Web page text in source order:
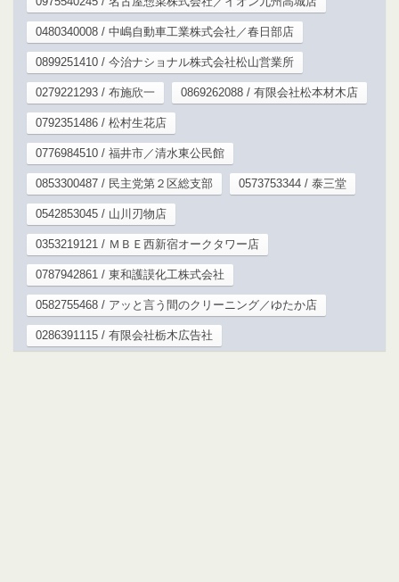
0480340008 / 中嶋自動車工業株式会社／春日部店
0899251410 / 今治ナショナル株式会社松山営業所
0279221293 / 布施欣一 0869262088 / 有限会社松本材木店
0792351486 / 松村生花店
0776984510 / 福井市／清水東公民館
0853300487 / 民主党第２区総支部 0573753344 / 泰三堂
0542853045 / 山川刃物店
0353219121 / ＭＢＥ西新宿オークタワー店
0787942861 / 東和護謨化工株式会社
0582755468 / アッと言う間のクリーニング／ゆたか店
0286391115 / 有限会社栃木広告社